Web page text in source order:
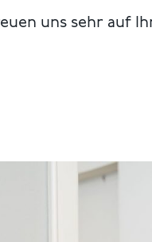
uns sehr auf